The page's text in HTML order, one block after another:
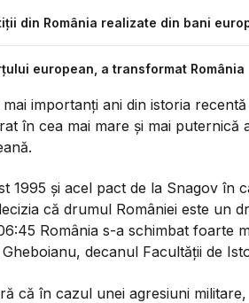
din România realizate din bani
european, a transformat România
importanți ani din istoria
în cea mai mare și mai puternică
1995 și acel pact de la Snagov în
că drumul României este un
România s-a schimbat foarte
decanul Facultății de
că în cazul unei agresiuni